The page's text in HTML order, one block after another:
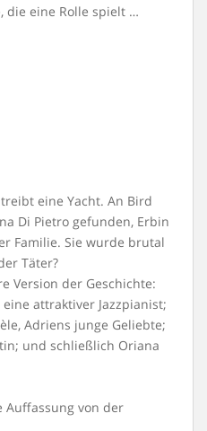
die eine Rolle spielt …
eine Yacht. An Bird
Di Pietro gefunden, Erbin
Familie. Sie wurde brutal
Täter?
Version der Geschichte:
attraktiver Jazzpianist;
Adriens junge Geliebte;
und schließlich Oriana
Auffassung von der